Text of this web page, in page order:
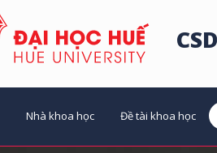
Nhà khoa học Đề tài khoa học